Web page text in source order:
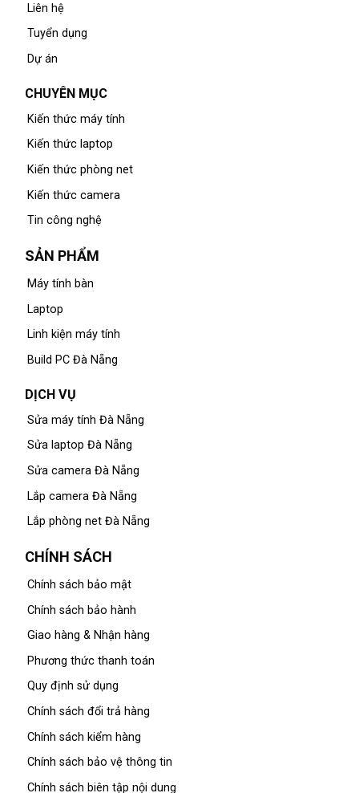
Liên hệ
Tuyển dụng
Dự án
CHUYÊN MỤC
Kiến thức máy tính
Kiến thức laptop
Kiến thức phòng net
Kiến thức camera
Tin công nghệ
SẢN PHẨM
Máy tính bàn
Laptop
Linh kiện máy tính
Build PC Đà Nẵng
DỊCH VỤ
Sửa máy tính Đà Nẵng
Sửa laptop Đà Nẵng
Sửa camera Đà Nẵng
Lắp camera Đà Nẵng
Lắp phòng net Đà Nẵng
CHÍNH SÁCH
Chính sách bảo mật
Chính sách bảo hành
Giao hàng & Nhận hàng
Phương thức thanh toán
Quy định sử dụng
Chính sách đổi trả hàng
Chính sách kiểm hàng
Chính sách bảo vệ thông tin
Chính sách biên tập nội dung